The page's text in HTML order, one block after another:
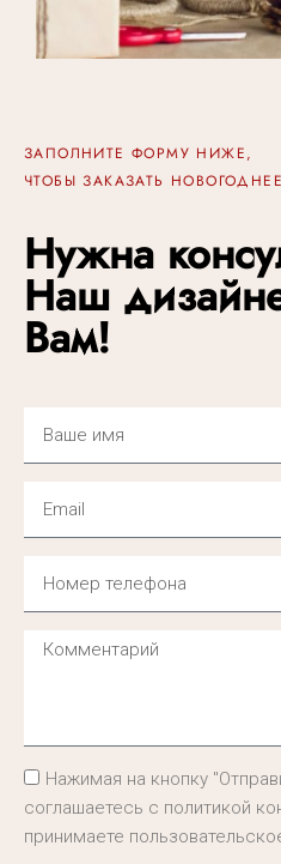
ЗАПОЛНИТЕ ФОРМУ НИЖЕ,
ЧТОБЫ ЗАКАЗАТЬ
Нужна
Наш
Вам!
Нажимая на кнопку
соглашаетесь с политикой
принимаете